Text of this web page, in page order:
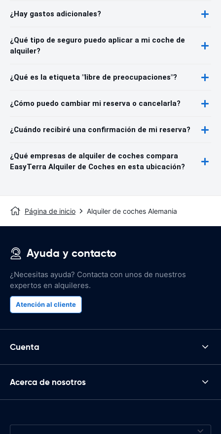
¿Hay gastos adicionales?
¿Qué tipo de seguro puedo aplicar a mi coche de
alquiler?
¿Qué es la etiqueta "libre de preocupaciones"?
¿Cómo puedo cambiar mi reserva o cancelarla?
¿Cuándo recibiré una confirmación de mi reserva?
¿Qué empresas de alquiler de coches compara
EasyTerra Alquiler de Coches en esta ubicación?
Página de inicio Alquiler de coches Alemania
Ayuda y contacto
¿Necesitas ayuda? Contacta con unos de nuestros
expertos en alquileres.
Atención al cliente
Cuenta
Acerca de nosotros